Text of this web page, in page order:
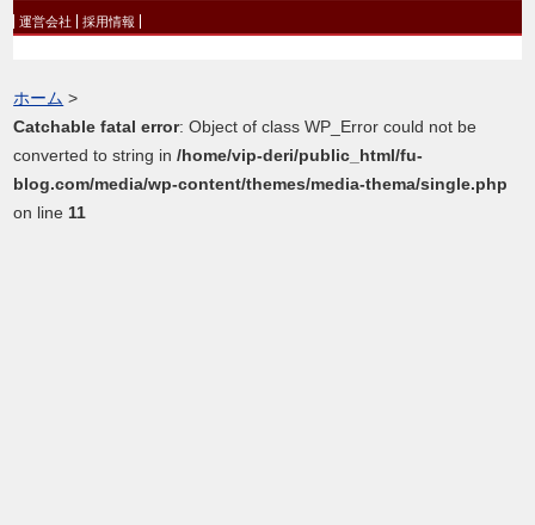
運営会社 採用情報
ホーム >
Catchable fatal error: Object of class WP_Error could not be
converted to string in/home/vip-deri/public_html/fu-
blog.com/media/wp-content/themes/media-thema/single.php
on line 11